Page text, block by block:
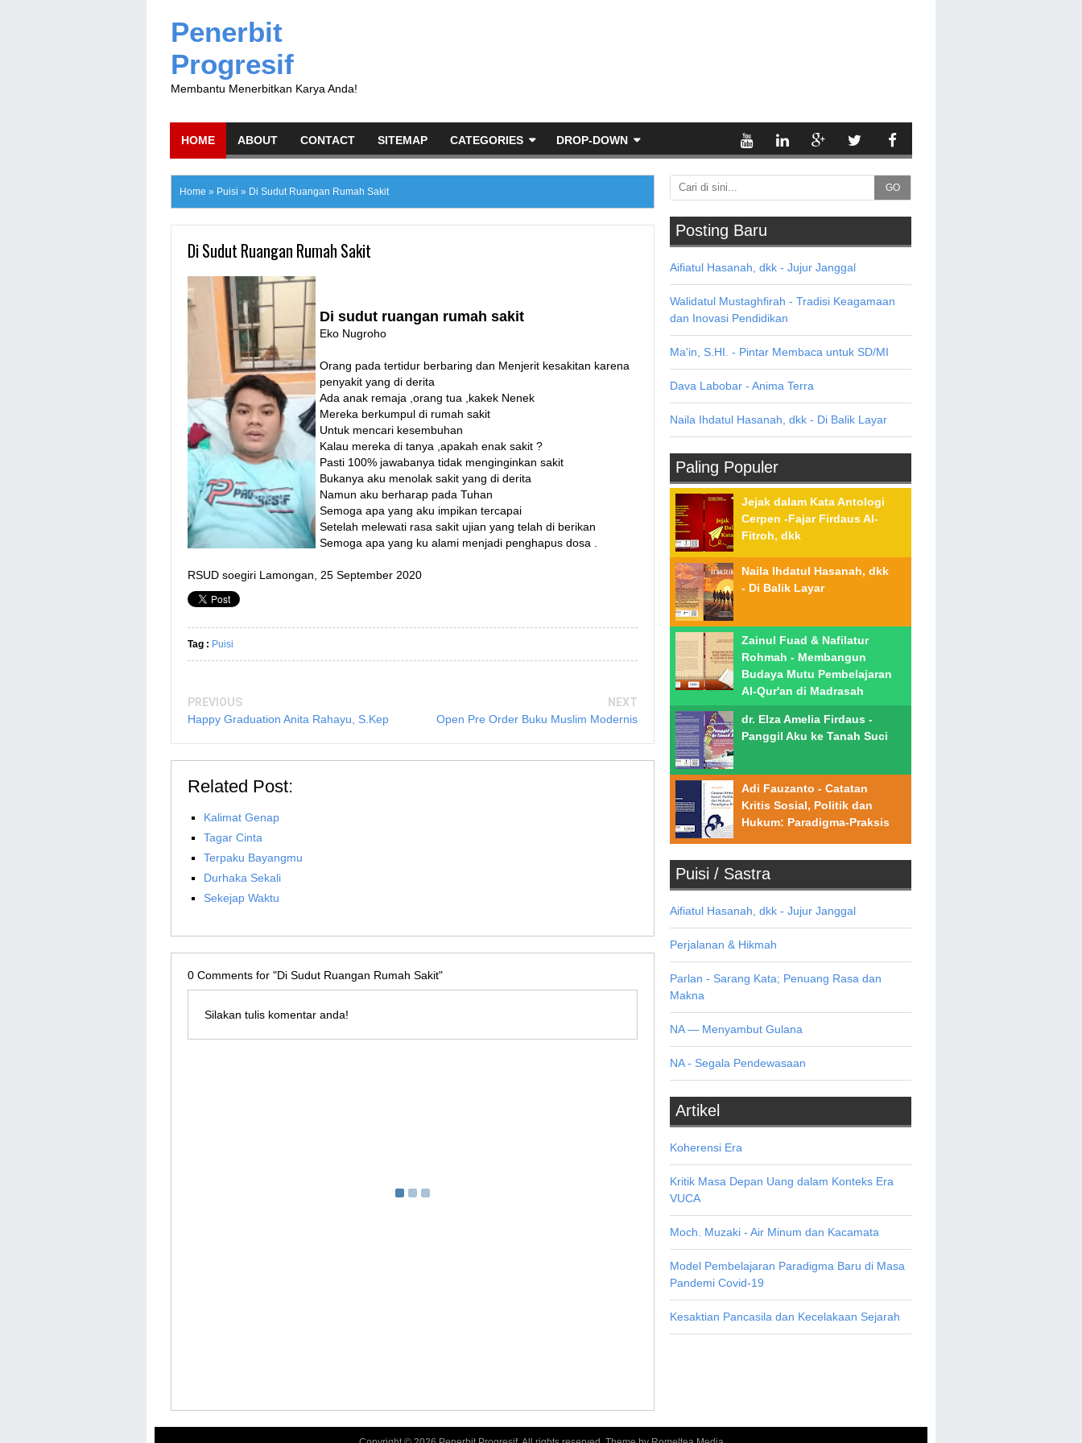
Penerbit
Progresif
Membantu Menerbitkan Karya Anda!
HOME ABOUT CONTACT SITEMAP CATEGORIES DROP-DOWN
Home » Puisi » Di Sudut Ruangan Rumah Sakit
Di Sudut Ruangan Rumah Sakit
Di sudut ruangan rumah sakit
Eko Nugroho
Orang pada tertidur berbaring dan Menjerit kesakitan karena
penyakit yang di derita
Ada anak remaja ,orang tua ,kakek Nenek
Mereka berkumpul di rumah sakit
Untuk mencari kesembuhan
Kalau mereka di tanya ,apakah enak sakit ?
Pasti 100% jawabanya tidak menginginkan sakit
Bukanya aku menolak sakit yang di derita
Namun aku berharap pada Tuhan
Semoga apa yang aku impikan tercapai
Setelah melewati rasa sakit ujian yang telah di berikan
Semoga apa yang ku alami menjadi penghapus dosa .
RSUD soegiri Lamongan, 25 September 2020
Tag : Puisi
PREVIOUS
Happy Graduation Anita Rahayu, S.Kep
NEXT
Open Pre Order Buku Muslim Modernis
Related Post:
Kalimat Genap
Tagar Cinta
Terpaku Bayangmu
Durhaka Sekali
Sekejap Waktu
0 Comments for "Di Sudut Ruangan Rumah Sakit"
Silakan tulis komentar anda!
GO
Posting Baru
Aifiatul Hasanah, dkk - Jujur Janggal
Walidatul Mustaghfirah - Tradisi Keagamaan
dan Inovasi Pendidikan
Ma'in, S.HI. - Pintar Membaca untuk SD/MI
Dava Labobar - Anima Terra
Naila Ihdatul Hasanah, dkk - Di Balik Layar
Paling Populer
Jejak dalam Kata Antologi
Cerpen -Fajar Firdaus Al-
Fitroh, dkk
Naila Ihdatul Hasanah, dkk
- Di Balik Layar
Zainul Fuad & Nafilatur
Rohmah - Membangun
Budaya Mutu Pembelajaran
Al-Qur'an di Madrasah
dr. Elza Amelia Firdaus -
Panggil Aku ke Tanah Suci
Adi Fauzanto - Catatan
Kritis Sosial, Politik dan
Hukum: Paradigma-Praksis
Puisi / Sastra
Aifiatul Hasanah, dkk - Jujur Janggal
Perjalanan & Hikmah
Parlan - Sarang Kata; Penuang Rasa dan
Makna
NA — Menyambut Gulana
NA - Segala Pendewasaan
Artikel
Koherensi Era
Kritik Masa Depan Uang dalam Konteks Era
VUCA
Moch. Muzaki - Air Minum dan Kacamata
Model Pembelajaran Paradigma Baru di Masa
Pandemi Covid-19
Kesaktian Pancasila dan Kecelakaan Sejarah